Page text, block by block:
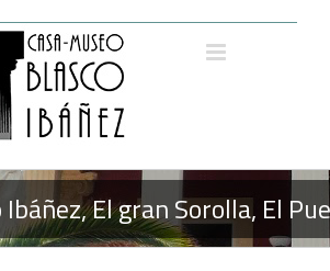
Ibáñez, El gran Sorolla, El